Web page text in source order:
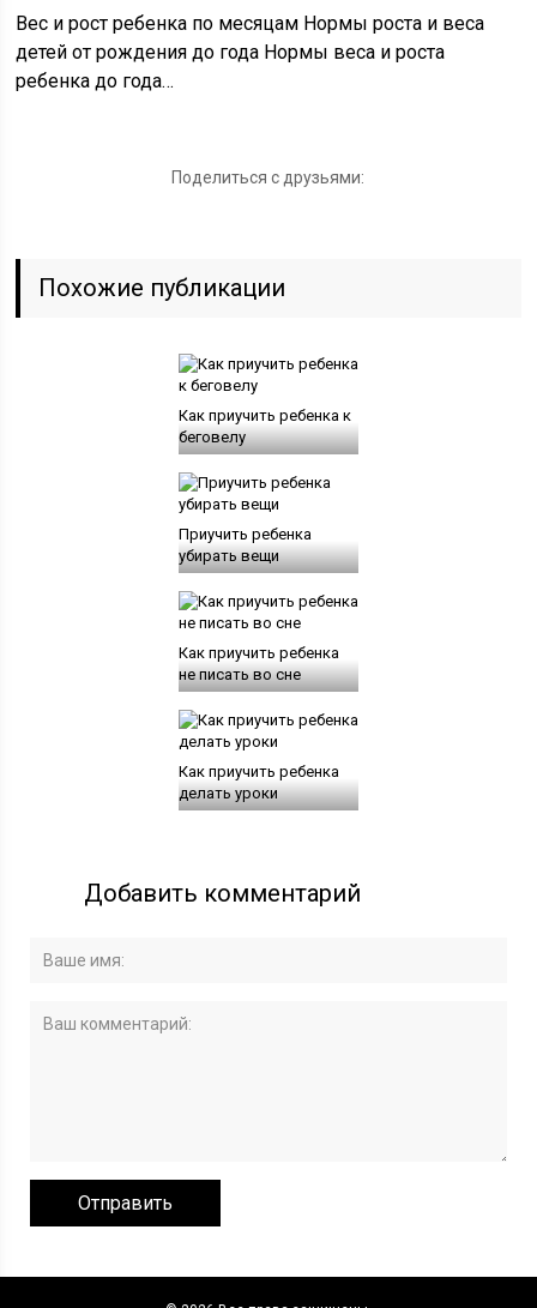
Вес и рост ребенка по месяцам Нормы роста и веса
детей от рождения до года Нормы веса и роста
ребенка до года…
Поделиться с друзьями:
Похожие публикации
Как приучить ребенка к
беговелу
Приучить ребенка
убирать вещи
Как приучить ребенка
не писать во сне
Как приучить ребенка
делать уроки
Добавить комментарий